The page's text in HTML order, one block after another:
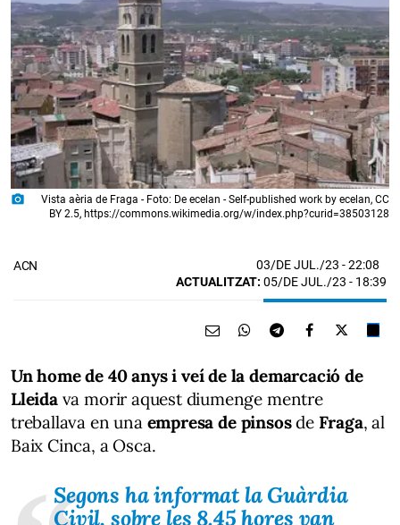
photo_camera
Vista aèria de Fraga - Foto: De ecelan - Self-published work by ecelan, CC
BY 2.5, https://commons.wikimedia.org/w/index.php?curid=38503128
ACN 03/DE JUL./23 - 22:08
ACTUALITZAT: 05/DE JUL./23 - 18:39
Un home de 40 anys i veí de la demarcació de
Lleida va morir aquest diumenge mentre
treballava en unaempresa de pinsosde Fraga, al
Baix Cinca, a Osca.
Segons ha informat la Guàrdia
Civil, sobre les 8.45 hores van